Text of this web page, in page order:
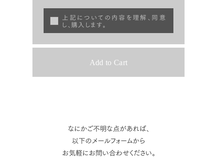
上記についての内容を理解、同意
し、購入します。
なにかご不明な点があれば、
以下のメールフォームから
お気軽にお問い合わせください。